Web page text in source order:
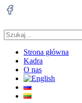
Strona główna
Kadra
O nas